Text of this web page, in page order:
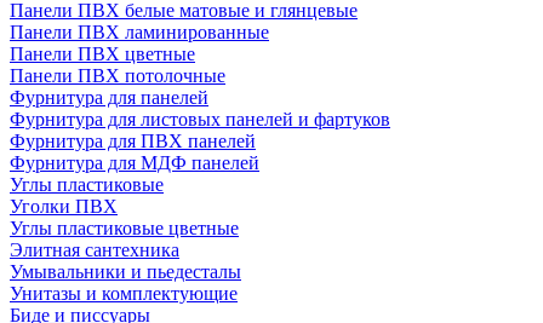
Панели ПВХ белые матовые и глянцевые
Панели ПВХ ламинированные
Панели ПВХ цветные
Панели ПВХ потолочные
Фурнитура для панелей
Фурнитура для листовых панелей и фартуков
Фурнитура для ПВХ панелей
Фурнитура для МДФ панелей
Углы пластиковые
Уголки ПВХ
Углы пластиковые цветные
Элитная сантехника
Умывальники и пьедесталы
Унитазы и комплектующие
Биде и писсуары